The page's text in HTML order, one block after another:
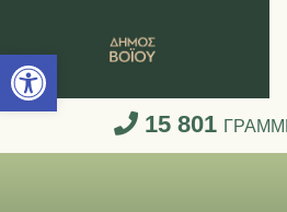
Ανοίξτε τη
15 801